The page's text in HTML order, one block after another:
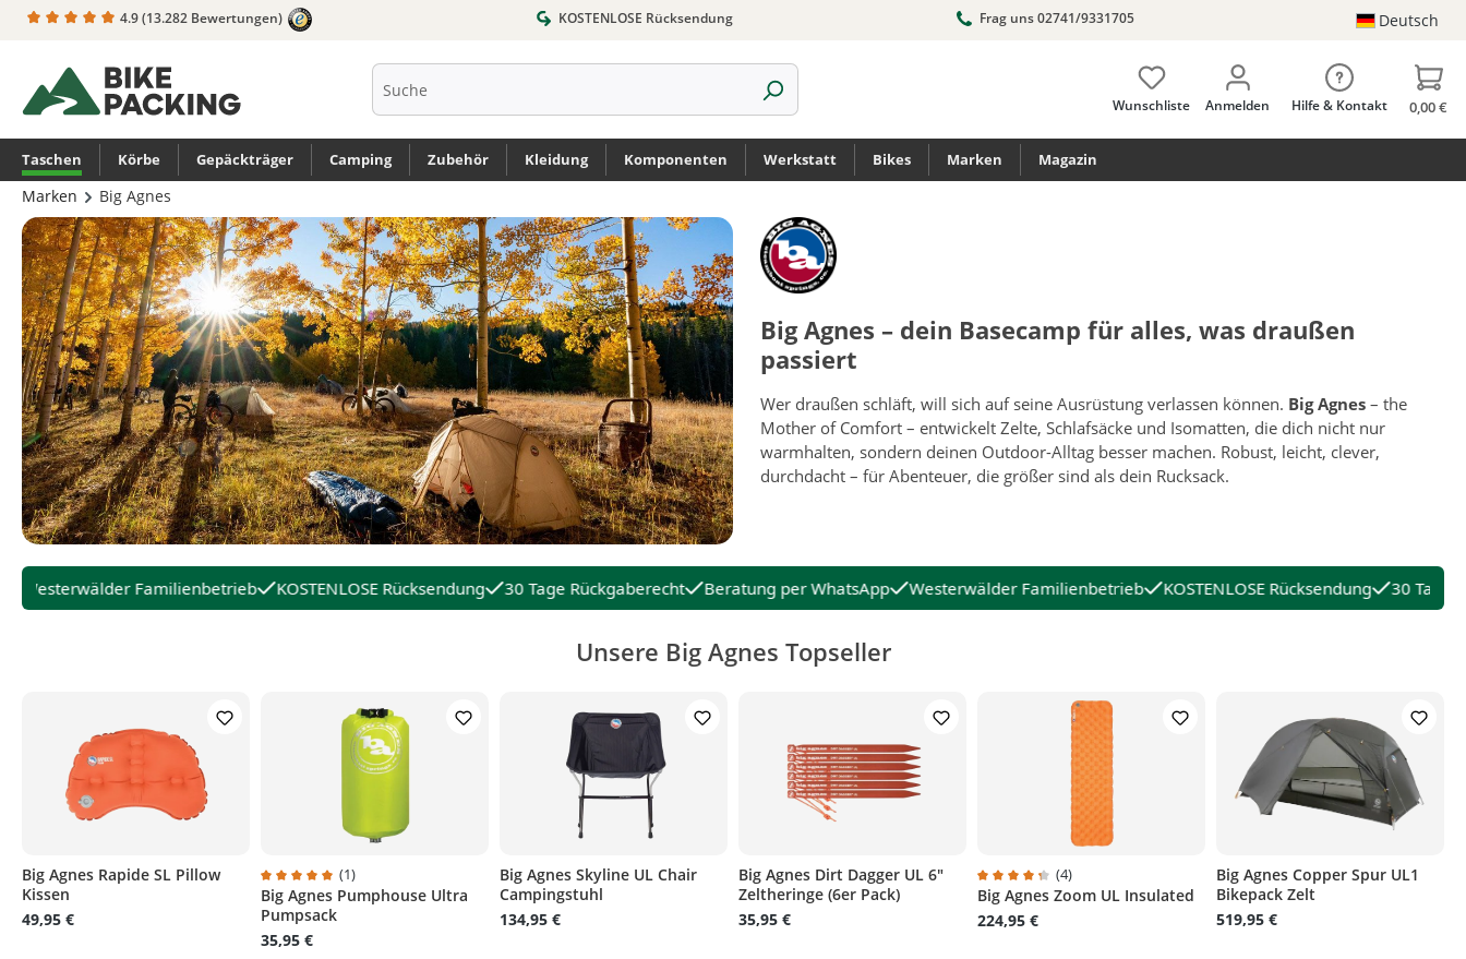
Zur Hauptnavigation springen
4.9(13.282 Bewertungen) KOSTENLOSE Rücksendung Frag uns 02741/9331705 Deutsch
Wunschliste Anmelden Hilfe & Kontakt 0,00 €
Taschen Körbe Gepäckträger Camping Zubehör Kleidung Komponenten Werkstatt Bikes Marken Magazin
Marken Big Agnes
Big Agnes – dein Basecamp für alles, was draußen
passiert
Wer draußen schläft, will sich auf seine Ausrüstung verlassen können. Big Agnes – the
Mother of Comfort – entwickelt Zelte, Schlafsäcke und Isomatten, die dich nicht nur
warmhalten, sondern deinen Outdoor-Alltag besser machen. Robust, leicht, clever,
durchdacht – für Abenteuer, die größer sind als dein Rucksack.
Westerwälder Familienbetrieb KOSTENLOSE Rücksendung 30 Tage Rückgaberecht Beratung per WhatsApp Westerwälder Familienbetrieb KOSTENLOSE Rücksendung 30 Tage
Unsere Big Agnes Topseller
Big Agnes Rapide SL Pillow
Kissen
49,95 €
Durchschnittliche Bewertung von 5 von 5 Sternen
(1)
Big Agnes Pumphouse Ultra
Pumpsack
35,95 €
Big Agnes Skyline UL Chair
Campingstuhl
134,95 €
Big Agnes Dirt Dagger UL 6"
Zeltheringe (6er Pack)
35,95 €
Durchschnittliche Bewertung von 4.2 von 5 Sternen
(4)
Big Agnes Zoom UL Insulated
224,95 €
Big Agnes Copper Spur UL1
Bikepack Zelt
519,95 €